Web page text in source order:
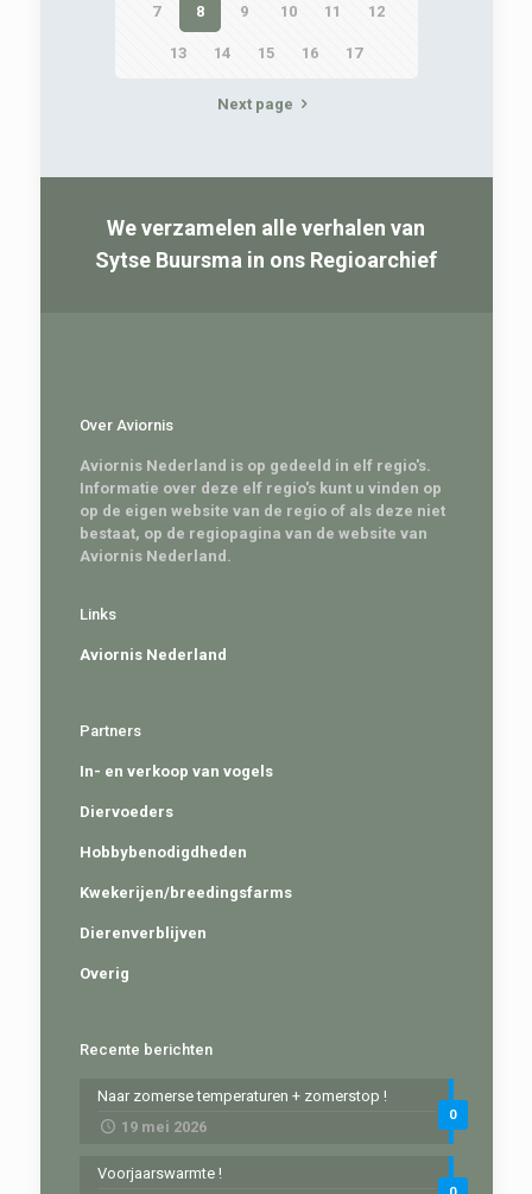
7 8 9 10 11 12
13 14 15 16 17
Next page
We verzamelen alle verhalen van
Sytse Buursma in ons Regioarchief
Over Aviornis
Aviornis Nederland is op gedeeld in elf regio's.
Informatie over deze elf regio's kunt u vinden op
op de eigen website van de regio of als deze niet
bestaat, op de regiopagina van de website van
Aviornis Nederland.
Links
Aviornis Nederland
Partners
In- en verkoop van vogels
Diervoeders
Hobbybenodigdheden
Kwekerijen/breedingsfarms
Dierenverblijven
Overig
Recente berichten
0
Naar zomerse temperaturen + zomerstop !
19 mei 2026
Voorjaarswarmte !